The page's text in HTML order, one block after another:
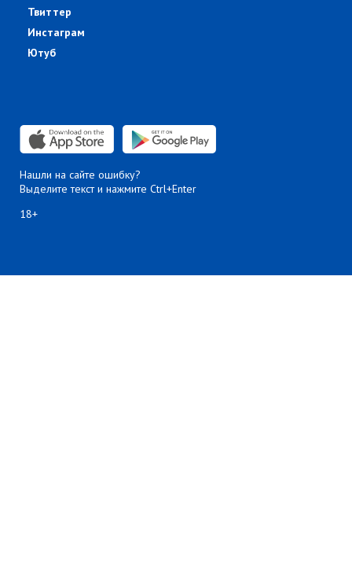
Твиттер
Инстаграм
Ютуб
Нашли на сайте ошибку?
Выделите текст и нажмите Ctrl+Enter
18+